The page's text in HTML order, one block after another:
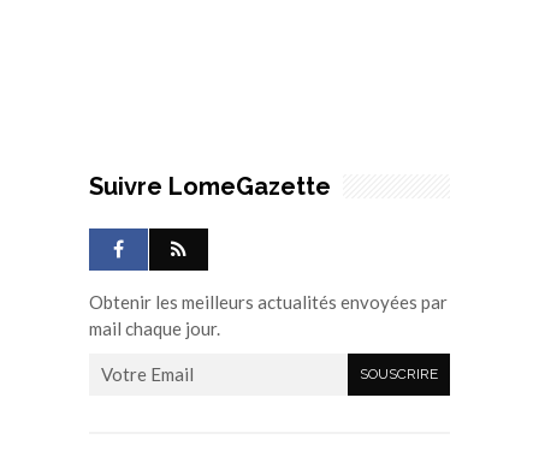
Suivre LomeGazette
Obtenir les meilleurs actualités envoyées par
mail chaque jour.